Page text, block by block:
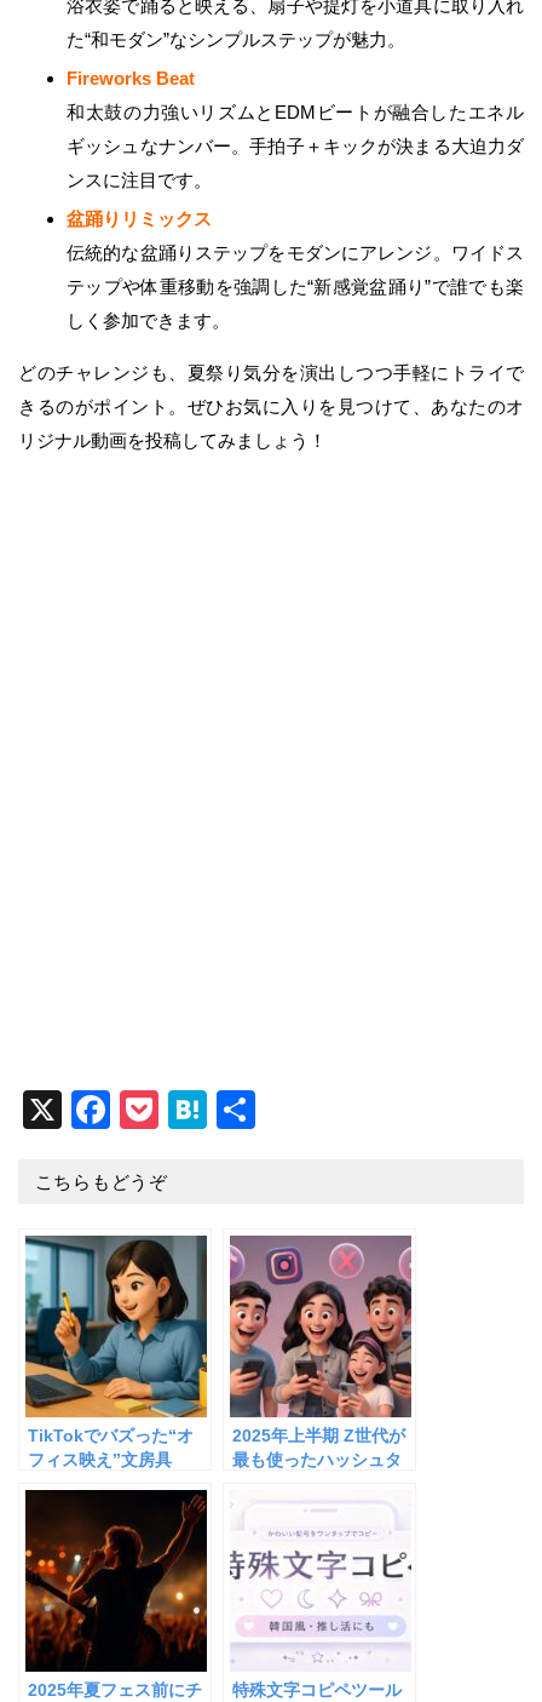
浴衣姿で踊ると映える、扇子や提灯を小道具に取り入れ
た“和モダン”なシンプルステップが魅力。
Fireworks Beat
和太鼓の力強いリズムとEDMビートが融合したエネル
ギッシュなナンバー。手拍子＋キックが決まる大迫力ダ
ンスに注目です。
盆踊りリミックス
伝統的な盆踊りステップをモダンにアレンジ。ワイドス
テップや体重移動を強調した“新感覚盆踊り”で誰でも楽
しく参加できます。
どのチャレンジも、夏祭り気分を演出しつつ手軽にトライで
きるのがポイント。ぜひお気に入りを見つけて、あなたのオ
リジナル動画を投稿してみましょう！
X Facebook
PocketHatena
こちらもどうぞ
TikTokでバズった“オ
フィス映え”文房具
2025年上半期 Z世代が
最も使ったハッシュタ
ッホエッホ”から“令和
の米騒動”まで
2025年夏フェス前にチ
特殊文字コピペツール